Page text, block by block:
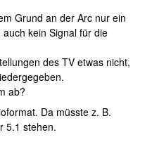
Grund an der Arc nur ein
kein Signal für die
des TV etwas nicht,
ab?
Da müsste z. B.
5.1 stehen.